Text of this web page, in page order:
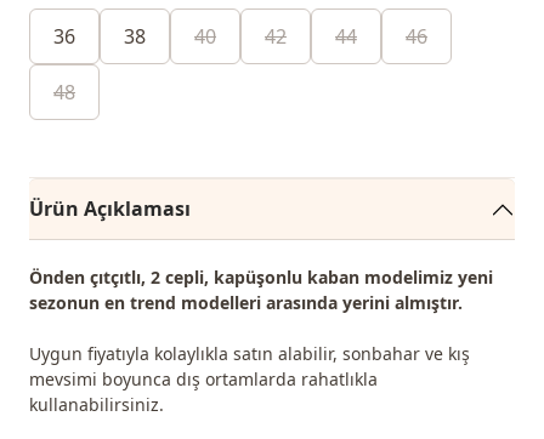
36 38 40 42 44 46
48
Ürün Açıklaması
Önden çıtçıtlı, 2 cepli, kapüşonlu kaban modelimiz yeni
sezonun en trend modelleri arasında yerini almıştır.
Uygun fiyatıyla kolaylıkla satın alabilir, sonbahar ve kış
mevsimi boyunca dış ortamlarda rahatlıkla
kullanabilirsiniz.